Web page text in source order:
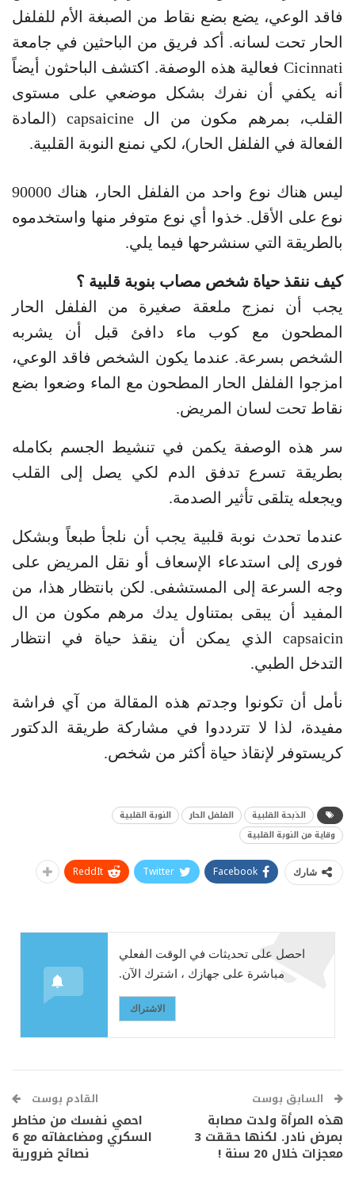
فاقد الوعي، يضع بضع نقاط من الصبغة الأم للفلفل
الحار تحت لسانه. أكد فريق من الباحثين في جامعة
Cicinnati فعالية هذه الوصفة. اكتشف الباحثون أيضاً
أنه يكفي أن نفرك بشكل موضعي على مستوى
القلب، بمرهم مكون من ال capsaicine (المادة
الفعالة في الفلفل الحار)، لكي نمنع النوبة القلبية.
ليس هناك نوع واحد من الفلفل الحار، هناك 90000
نوع على الأقل. خذوا أي نوع متوفر منها واستخدموه
بالطريقة التي سنشرحها فيما يلي.
كيف ننقذ حياة شخص مصاب بنوبة قلبية ؟
يجب أن نمزج ملعقة صغيرة من الفلفل الحار
المطحون مع كوب ماء دافئ قبل أن يشربه
الشخص بسرعة. عندما يكون الشخص فاقد الوعي،
امزجوا الفلفل الحار المطحون مع الماء وضعوا بضع
نقاط تحت لسان المريض.
سر هذه الوصفة يكمن في تنشيط الجسم بكامله
بطريقة تسرع تدفق الدم لكي يصل إلى القلب
ويجعله يتلقى تأثير الصدمة.
عندما تحدث نوبة قلبية يجب أن نلجأ طبعاً وبشكل
فورى إلى استدعاء الإسعاف أو نقل المريض على
وجه السرعة إلى المستشفى. لكن بانتظار هذا، من
المفيد أن يبقى بمتناول يدك مرهم مكون من ال
capsaicin الذي يمكن أن ينقذ حياة في انتظار
التدخل الطبي.
نأمل أن تكونوا وجدتم هذه المقالة من آي فراشة
مفيدة، لذا لا تترددوا في مشاركة طريقة الدكتور
كريستوفر لإنقاذ حياة أكثر من شخص.
الذبحة القلبية الفلفل الحار
النوبة القلبية
وقاية من النوبة القلبية
شارك Facebook
Twitter
ReddIt
احصل على تحديثات في الوقت الفعلي
مباشرة على جهازك ، اشترك الآن.
الاشتراك
السابق بوست
هذه المرأة ولدت مصابة
بمرض نادر. لكنها حققت 3
معجزات خلال 20 سنة !
القادم بوست
احمي نفسك من مخاطر
السكري ومضاعفاته مع 6
نصائح ضرورية